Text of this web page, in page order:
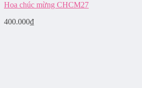
Hoa chúc mừng CHCM27
400.000₫